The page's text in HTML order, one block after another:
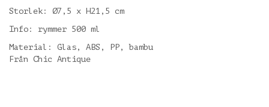
Storlek: Ø7,5 x H21,5 cm
Info: rymmer 500 ml
Material: Glas, ABS, PP, bambu
Från Chic Antique